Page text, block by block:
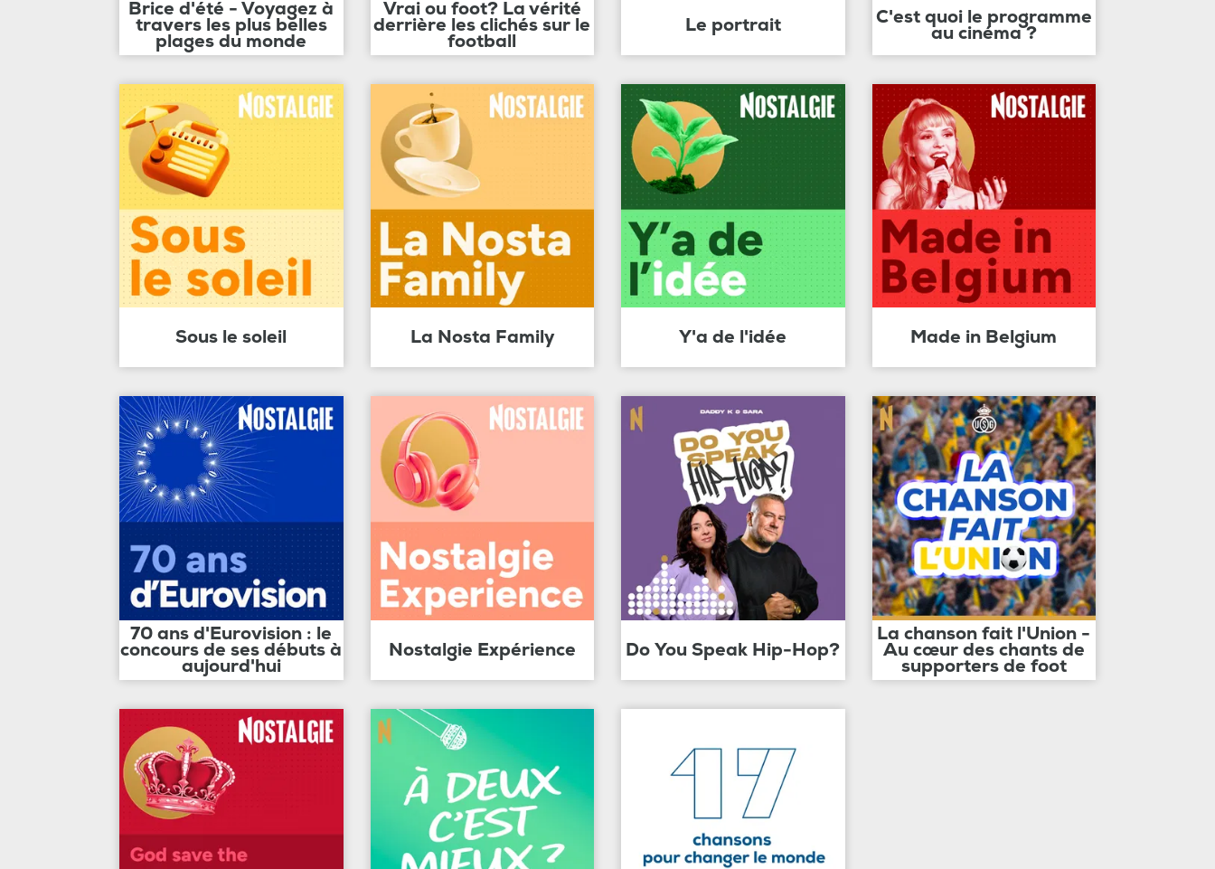
Brice d'été - Voyagez à
travers les plus belles
plages du monde
Vrai ou foot? La vérité
derrière les clichés sur le
football
Le portrait C'est quoi le programme
au cinéma ?
Sous le soleil La Nosta Family Y'a de l'idée Made in Belgium
70 ans d'Eurovision : le
concours de ses débuts à
aujourd'hui
Nostalgie Expérience Do You Speak Hip-Hop?
La chanson fait l'Union -
Au cœur des chants de
supporters de foot